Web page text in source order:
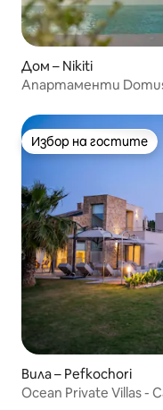
Дом – Nikiti
Апартаменти
Избор на гостите
Избор на гостите
Вила – Pefkochori
Ocean Private Villas -